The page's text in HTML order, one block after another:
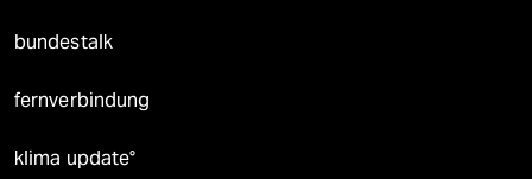
bundestalk
fernverbindung
klima update°